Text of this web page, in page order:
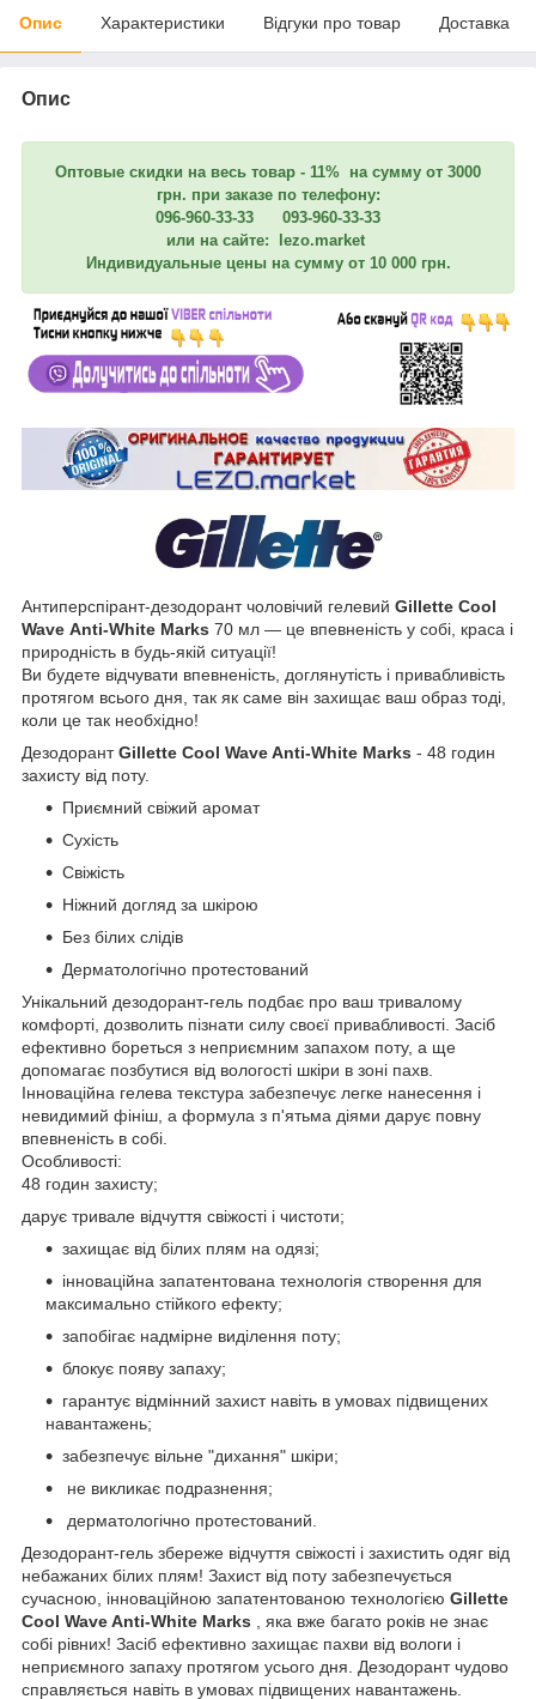
Опис Характеристики Відгуки про товар Доставка
Опис
Оптовые скидки на весь товар - 11% на сумму от 3000
грн. при заказе по телефону:
096-960-33-33 093-960-33-33
или на сайте: lezo.market
Индивидуальные цены на сумму от 10 000 грн.
Антиперспірант-дезодорант чоловічий гелевий Gillette Cool
Wave Anti-White Marks 70 мл — це впевненість у собі, краса і
природність в будь-якій ситуації!
Ви будете відчувати впевненість, доглянутість і привабливість
протягом всього дня, так як саме він захищає ваш образ тоді,
коли це так необхідно!
ДезодорантGillette Cool Wave Anti-White Marks - 48 годин
захисту від поту.
Приємний свіжий аромат
Сухість
Свіжість
Ніжний догляд за шкірою
Без білих слідів
Дерматологічно протестований
Унікальний дезодорант-гель подбає про ваш тривалому
комфорті, дозволить пізнати силу своєї привабливості. Засіб
ефективно бореться з неприємним запахом поту, а ще
допомагає позбутися від вологості шкіри в зоні пахв.
Інноваційна гелева текстура забезпечує легке нанесення і
невидимий фініш, а формула з п'ятьма діями дарує повну
впевненість в собі.
Особливості:
48 годин захисту;
дарує тривале відчуття свіжості і чистоти;
захищає від білих плям на одязі;
інноваційна запатентована технологія створення для
максимально стійкого ефекту;
запобігає надмірне виділення поту;
блокує появу запаху;
гарантує відмінний захист навіть в умовах підвищених
навантажень;
забезпечує вільне "дихання" шкіри;
не викликає подразнення;
дерматологічно протестований.
Дезодорант-гель збереже відчуття свіжості і захистить одяг від
небажаних білих плям! Захист від поту забезпечується
сучасною, інноваційною запатентованою технологією Gillette
Cool Wave Anti-White Marks
, яка вже багато років не знає
собі рівних! Засіб ефективно захищає пахви від вологи і
неприємного запаху протягом усього дня. Дезодорант чудово
справляється навіть в умовах підвищених навантажень.